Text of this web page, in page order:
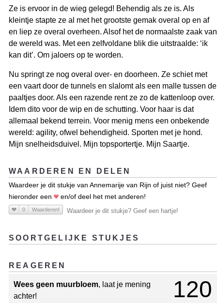
Ze is ervoor in de wieg gelegd! Behendig als ze is. Als
kleintje stapte ze al met het grootste gemak overal op en af
en liep ze overal overheen. Alsof het de normaalste zaak van
de wereld was. Met een zelfvoldane blik die uitstraalde: ‘ik
kan dit’. Om jaloers op te worden.
Nu springt ze nog overal over- en doorheen. Ze schiet met
een vaart door de tunnels en slalomt als een malle tussen de
paaltjes door. Als een razende rent ze zo de kattenloop over.
Idem dito voor de wip en de schutting. Voor haar is dat
allemaal bekend terrein. Voor menig mens een onbekende
wereld: agility, ofwel behendigheid. Sporten met je hond.
Mijn snelheidsduivel. Mijn topsportertje. Mijn Saartje.
WAARDEREN EN DELEN
Waardeer je dit stukje van Annemarije van Rijn of juist niet? Geef
hieronder een
en/of deel het met anderen!
0 Waarderen! Waardeer je dit stukje? Geef een hartje!
SOORTGELIJKE STUKJES
REAGEREN
120
Wees geen muurbloem, laat je mening
achter!